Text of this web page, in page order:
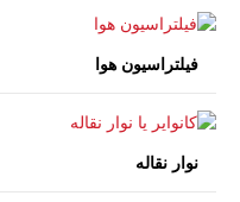
فیلتراسیون هوا
نوار نقاله